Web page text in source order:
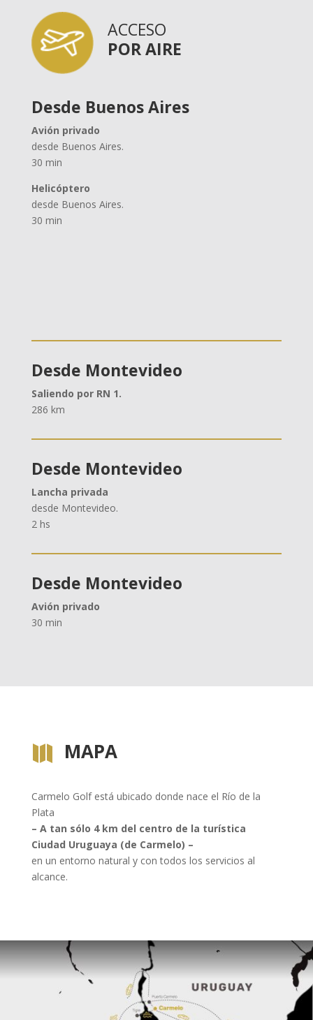
ACCESO
POR AIRE
Desde Buenos Aires
Avión privado
desde Buenos Aires.
30 min
Helicóptero
desde Buenos Aires.
30 min
Desde Montevideo
Saliendo por RN 1.
286 km
Desde Montevideo
Lancha privada
desde Montevideo.
2 hs
Desde Montevideo
Avión privado
30 min
 MAPA
Carmelo Golf está ubicado donde nace el Río de la
Plata
– A tan sólo 4 km del centro de la turística
Ciudad Uruguaya (de Carmelo) –
en un entorno natural y con todos los servicios al
alcance.